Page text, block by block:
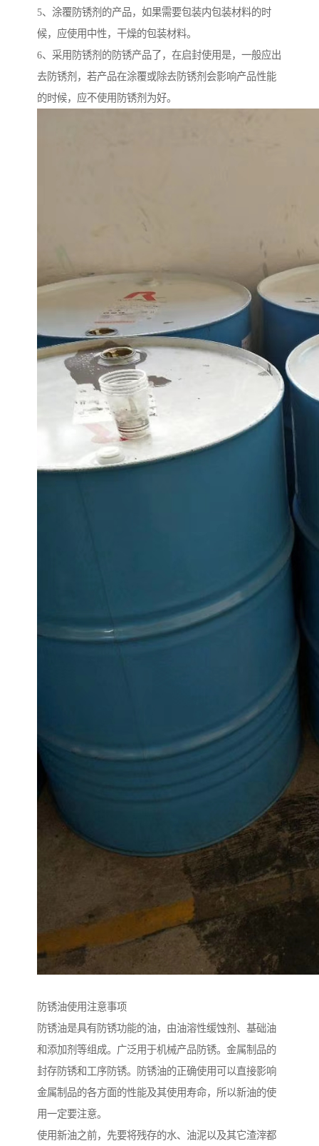
5、涂覆防锈剂的产品，如果需要包装内包装材料的时
候，应使用中性，干燥的包装材料。
6、采用防锈剂的防锈产品了，在启封使用是，一般应出
去防锈剂，若产品在涂覆或除去防锈剂会影响产品性能
的时候，应不使用防锈剂为好。
防锈油使用注意事项
防锈油是具有防锈功能的油，由油溶性缓蚀剂、基础油
和添加剂等组成。广泛用于机械产品防锈。金属制品的
封存防锈和工序防锈。防锈油的正确使用可以直接影响
金属制品的各方面的性能及其使用寿命，所以新油的使
用一定要注意。
使用新油之前，先要将残存的水、油泥以及其它渣滓都